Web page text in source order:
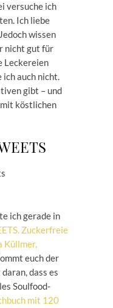
versuche ich
Ich liebe
wissen
nicht gut für
Leckereien
ich auch nicht.
gibt – und
köstlichen
ich gerade in
Zuckerfreie
Küllmer,
euch der
dass es
Soulfood-
mit 120